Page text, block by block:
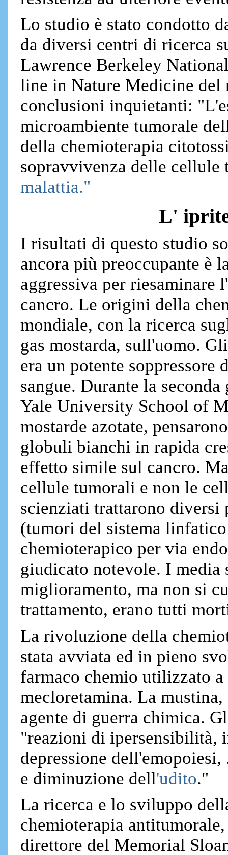
Lo studio è stato condotto
da diversi centri di ricerca
Lawrence Berkeley
line in Nature Medicine del
conclusioni inquietanti:
microambiente tumorale
della chemioterapia
sopravvivenza delle
malattia."
L'
I risultati di questo studio
ancora più preoccupante è
aggressiva per riesaminare
cancro. Le origini della
mondiale, con la ricerca
gas mostarda, sull'uomo.
era un potente
sangue. Durante la
Yale University School of
mostarde azotate,
globuli bianchi in rapida
effetto simile sul cancro.
cellule tumorali e non le
scienziati trattarono
(tumori del sistema
chemioterapico per via
giudicato notevole. I media
miglioramento, ma non si
trattamento, erano tutti
La rivoluzione della
stata avviata ed in pieno
farmaco chemio utilizzato
mecloretamina. La
agente di guerra chimica.
"reazioni di ipersensibilità,
depressione
e diminuzione dell'udito."
La ricerca e lo sviluppo
chemioterapia
direttore del Memorial